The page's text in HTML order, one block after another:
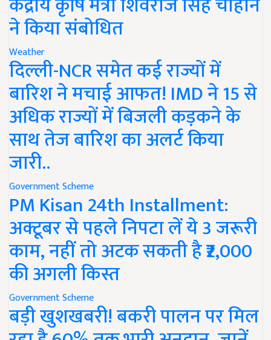
ने किया संबोधित
Weather
दिल्ली-NCR समेत कई राज्यों में
बारिश ने मचाई आफत! IMD ने 15 से
अधिक राज्यों में बिजली कड़कने के
साथ तेज बारिश का अलर्ट किया
जारी..
Government Scheme
PM Kisan 24th Installment:
अक्टूबर से पहले निपटा लें ये 3 जरूरी
काम, नहीं तो अटक सकती है ₹2,000
की अगली किस्त
Government Scheme
बड़ी खुशखबरी! बकरी पालन पर मिल